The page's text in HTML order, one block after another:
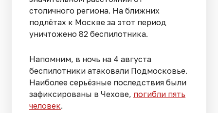
столичного региона. На ближних
подлётах к Москве за этот период
уничтожено 82 беспилотника.
Напомним, в ночь на 4 августа
беспилотники атаковали Подмосковье.
Наиболее серьёзные последствия были
зафиксированы в Чехове, погибли пять
человек.